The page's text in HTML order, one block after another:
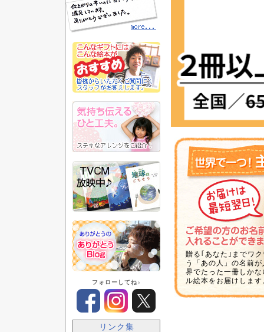
フォローしてね♪
リンク集
贈る｢あなた｣までワ
う「あの人」の名前
界でたった一冊しか
ル絵本をお届けします